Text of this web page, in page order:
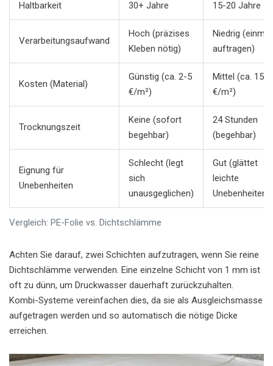
Vergleich: PE-Folie vs. Dichtschlämme
Haltbarkeit 30+ Jahre 15-20 Jahre
Verarbeitungsaufwand
Hoch (präzises
Kleben nötig)
Niedrig
auftragen)
Kosten (Material)
Günstig (ca. 2-5
€/m²)
Mittel (ca. 15-
€/m²)
Trocknungszeit
Keine (sofort
begehbar)
24 Stunden
(begehbar)
Eignung für
Unebenheiten
Schlecht (legt
sich
unausgeglichen)
Gut (glättet
leichte
Unebenheiten)
Achten Sie darauf, zwei Schichten aufzutragen, wenn Sie reine
Dichtschlämme verwenden. Eine einzelne Schicht von 1 mm ist
oft zu dünn, um Druckwasser dauerhaft zurückzuhalten.
Kombi-Systeme vereinfachen dies, da sie als Ausgleichsmasse
aufgetragen werden und so automatisch die nötige Dicke
erreichen.